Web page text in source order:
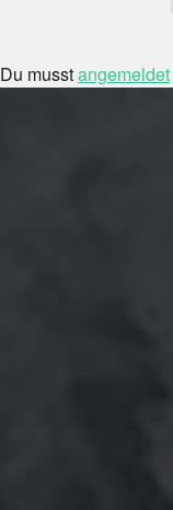
Du musstangemeldet